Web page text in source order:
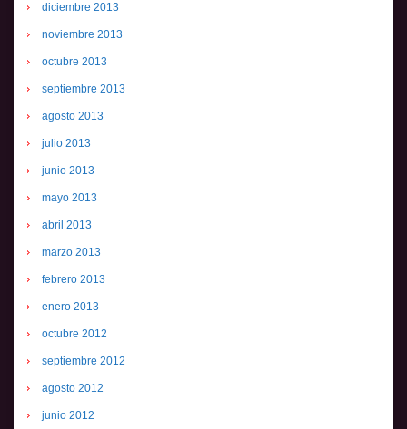
diciembre 2013
noviembre 2013
octubre 2013
septiembre 2013
agosto 2013
julio 2013
junio 2013
mayo 2013
abril 2013
marzo 2013
febrero 2013
enero 2013
octubre 2012
septiembre 2012
agosto 2012
junio 2012